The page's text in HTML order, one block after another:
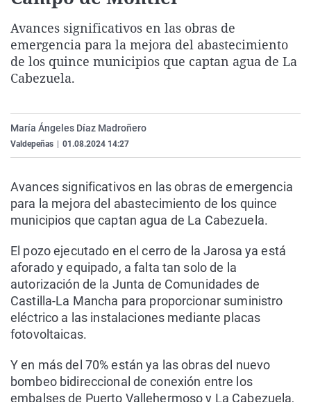
Gente viajera
Como el perro y el
Retornados
Equipo de
Galicia
La Rioja
Televisión
Elecciones
Avances significativos en las obras de
emergencia para la mejora del abastecimiento
de los quince municipios que captan agua de La
Cabezuela.
María Ángeles Díaz Madroñero
Valdepeñas 01.08.2024 14:27
Avances significativos en las obras de emergencia
para la mejora del abastecimiento de los quince
municipios que captan agua de La Cabezuela.
El pozo ejecutado en el cerro de la Jarosa ya está
aforado y equipado, a falta tan solo de la
autorización de la Junta de Comunidades de
Castilla-La Mancha para proporcionar suministro
eléctrico a las instalaciones mediante placas
fotovoltaicas.
Y en más del 70% están ya las obras del nuevo
bombeo bidireccional de conexión entre los
embalses de Puerto Vallehermoso y La Cabezuela,